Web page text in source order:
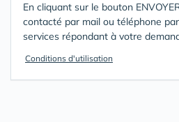
En cliquant sur le bouton
contacté par mail ou téléphone
services répondant à votre
Conditions d'utilisation